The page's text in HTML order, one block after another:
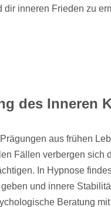
inneren Frieden zu
des Inneren
aus frühen
Fällen verbergen sich
In Hypnose
und innere
Beratung